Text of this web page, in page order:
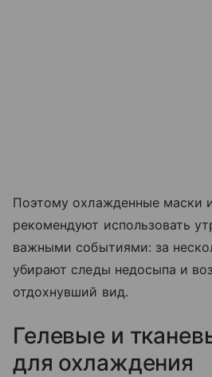
Поэтому охлажденные маски
рекомендуют использовать
важными событиями: за
убирают следы недосыпа и
отдохнувший вид.
Гелевые и
для охлаждения